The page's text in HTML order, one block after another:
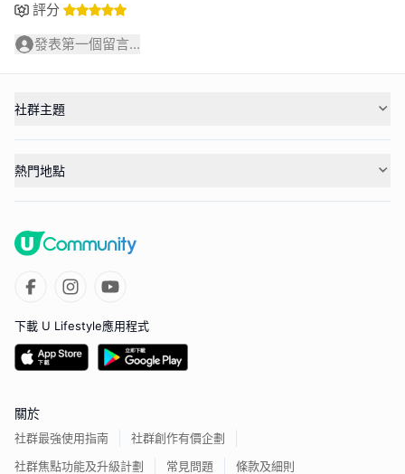
評分
發表第一個留言...
社群主題
熱門地點
下載 U Lifestyle應用程式
關於
社群最強使用指南
社群創作有價企劃
社群焦點功能及升級計劃
常見問題 條款及細則